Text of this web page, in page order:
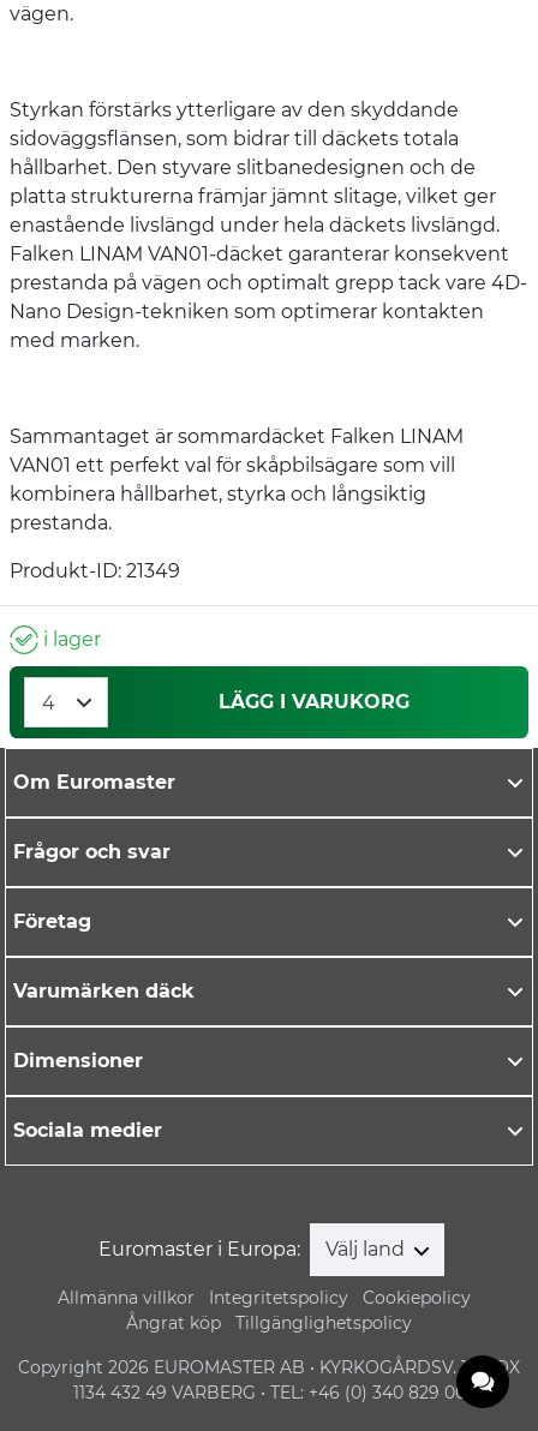
vägen.
Styrkan förstärks ytterligare av den skyddande
sidoväggsflänsen, som bidrar till däckets totala
hållbarhet. Den styvare slitbanedesignen och de
platta strukturerna främjar jämnt slitage, vilket ger
enastående livslängd under hela däckets livslängd.
Falken LINAM VAN01-däcket garanterar konsekvent
prestanda på vägen och optimalt grepp tack vare 4D-
Nano Design-tekniken som optimerar kontakten
med marken.
Sammantaget är sommardäcket Falken LINAM
VAN01 ett perfekt val för skåpbilsägare som vill
kombinera hållbarhet, styrka och långsiktig
prestanda.
Produkt-ID: 21349
i lager
LÄGG I VARUKORG
Om Euromaster
Frågor och svar
Företag
Varumärken däck
Dimensioner
Sociala medier
Euromaster i Europa: Välj land
Allmänna villkor Integritetspolicy
Cookiepolicy
Ångrat köp
Tillgänglighetspolicy
Copyright 2026 EUROMASTER AB • KYRKOGÅRDSV. 1 • BOX
1134 432 49 VARBERG • TEL: +46 (0) 340 829 00